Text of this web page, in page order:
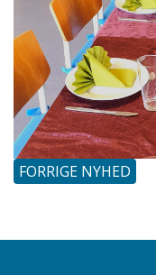
FORRIGE NYHED